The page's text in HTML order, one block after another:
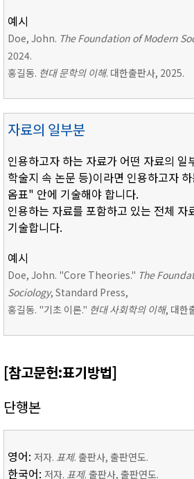
예시
Doe, John. The Foundation of Modern
2024.
홍길동. 현대 문학의 이해. 대한출판사, 2025.
자료의 일부분
인용하고자 하는 자료가 어떤 자료의
학술지 속 논문 등)이라면 인용하고자
옴표" 안에 기술해야 합니다.
인용하는 자료를 포함하고 있는 전체 자
기술합니다.
예시
Doe, John. "Core Theories." The
Sociology, Standard Press,
홍길동. "기초 이론." 현대 사회학의 이해, 대한
[참고문헌:표기방법]
단행본
영어: 저자. 표제. 출판사, 출판연도.
한국어: 저자. 표제. 출판사, 출판연도.